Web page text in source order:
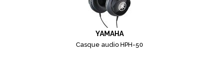
YAMAHA
Casque audio HPH-50